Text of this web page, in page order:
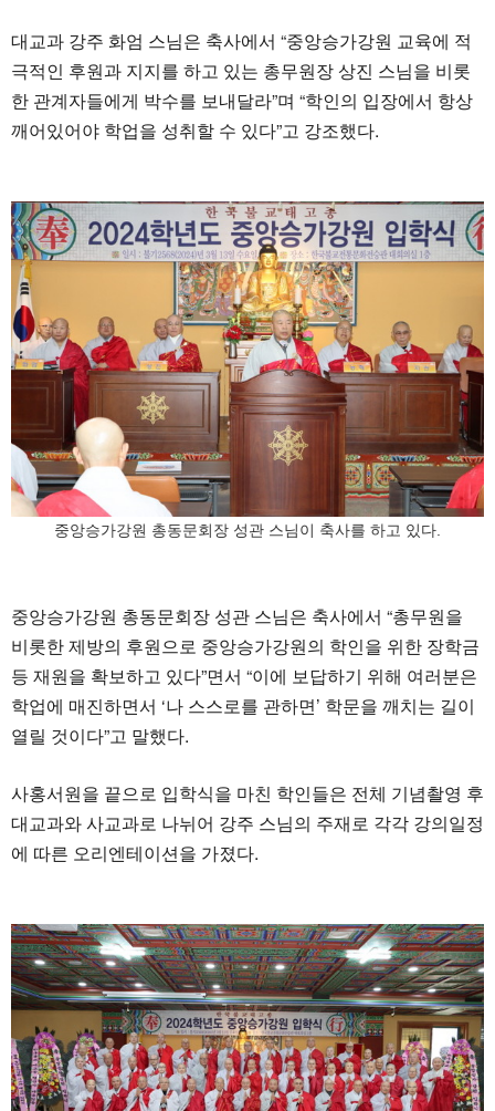
대교과 강주 화엄 스님은 축사에서 “중앙승가강원 교육에 적
극적인 후원과 지지를 하고 있는 총무원장 상진 스님을 비롯
한 관계자들에게 박수를 보내달라”며 “학인의 입장에서 항상
깨어있어야 학업을 성취할 수 있다”고 강조했다.
중앙승가강원 총동문회장 성관 스님이 축사를 하고 있다.
중앙승가강원 총동문회장 성관 스님은 축사에서 “총무원을
비롯한 제방의 후원으로 중앙승가강원의 학인을 위한 장학금
등 재원을 확보하고 있다”면서 “이에 보답하기 위해 여러분은
학업에 매진하면서 ‘나 스스로를 관하면’ 학문을 깨치는 길이
열릴 것이다”고 말했다.
사홍서원을 끝으로 입학식을 마친 학인들은 전체 기념촬영 후
대교과와 사교과로 나뉘어 강주 스님의 주재로 각각 강의일정
에 따른 오리엔테이션을 가졌다.